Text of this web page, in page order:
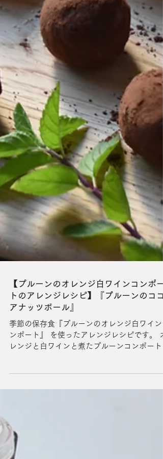
【プルーンのオレンジ白ワインコンポー
トのアレンジレシピ】『プルーンのココ
アナッツボール』
季節の保存食『プルーンのオレンジ白ワイン